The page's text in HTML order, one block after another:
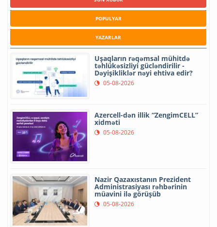
POPULYAR
YAZARLAR
Uşaqların rəqəmsal mühitdə
təhlükəsizliyi gücləndirilir -
Dəyişikliklər nəyi ehtiva edir?
05-08-2026
Azercell-dən illik “ZengimCELL”
xidməti
05-08-2026
Nazir Qazaxıstanın Prezident
Administrasiyası rəhbərinin
müavini ilə görüşüb
05-08-2026